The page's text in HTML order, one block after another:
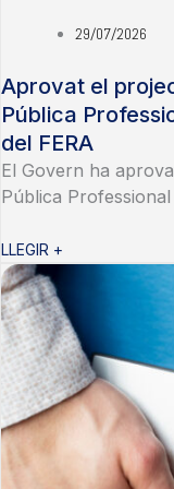
29/07/2026
Aprovat el
Pública
del FERA
El Govern ha
Pública
LLEGIR +